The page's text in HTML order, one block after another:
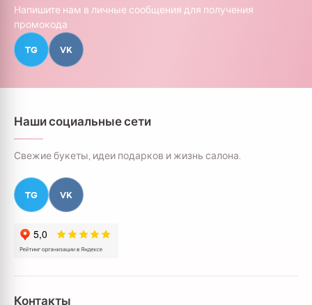
Напишите нам в личные сообщения для получения
промокода
TG VK
Наши социальные сети
Свежие букеты, идеи подарков и жизнь салона.
TG VK
Контакты